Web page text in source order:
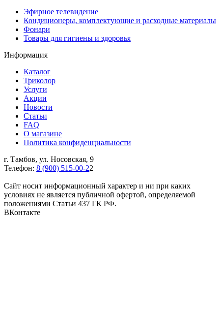
Эфирное телевидение
Кондиционеры, комплектующие и расходные материалы
Фонари
Товары для гигиены и здоровья
Информация
Каталог
Триколор
Услуги
Акции
Новости
Статьи
FAQ
О магазине
Политика конфиденциальности
г. Тамбов, ул. Носовская, 9
Телефон: 8 (900) 515-00-22
Cайт носит информационный характер и ни при каких
условиях не является публичной офертой, определяемой
положениями Статьи 437 ГК РФ.
ВКонтакте